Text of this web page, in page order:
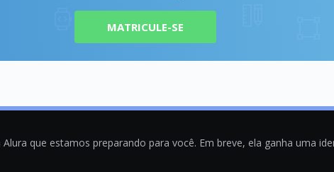
MATRICULE-SE
que estamos preparando para você. Em breve, ela ganha uma